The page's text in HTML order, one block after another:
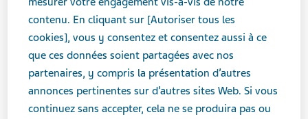
La proche aidance et
l’amitié: un amour solitaire
contenu. En cliquant sur [Autoriser tous les
cookies], vous y consentez et consentez aussi à ce
que ces données soient partagées avec nos
partenaires, y compris la présentation d’autres
annonces pertinentes sur d’autres sites Web. Si vous
continuez sans accepter, cela ne se produira pas ou